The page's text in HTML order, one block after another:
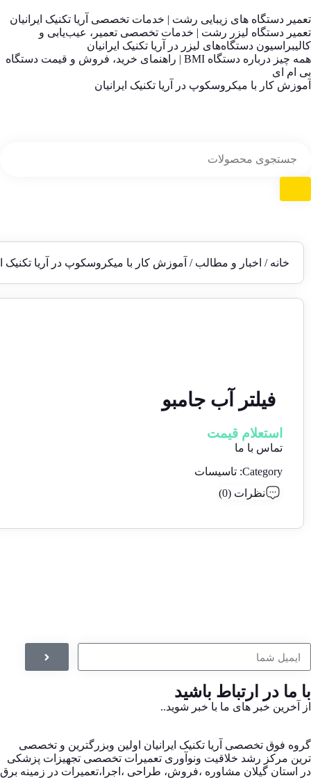
تعمیر دستگاه های زیبایی رشت | خدمات تخصصی آریا تکنیک ایرانیان
تعمیر دستگاه لیزر رشت | خدمات تخصصی تعمیر، عیب‌یابی و
کالیبراسیون دستگاه‌های لیزر در آریا تکنیک ایرانیان
همه چیز درباره دستگاه BMI | راهنمای خرید، فروش و قیمت دستگاه
بی ام ای
آموزش کار با میکروسکوپ در آریا تکنیک ایرانیان
خانه / اخبار و مطالب / آموزش کار با میکروسکوپ در آریا تکنیک
فیلتر آب جامبو
استعلام قیمت
تماس با ما
Category: تاسیسات
نظرات (0)
با ما در ارتباط باشید
از آخرین خبر های ما با خبر شوید..
گروه فوق تخصصی آریا تکنیک ایرانیان اولین وبزرگترین و تخصصی
ترین مرکز رشد خلاقیت ونوآوری تعمیرات تخصصی تجهیزات پزشکی
در استان گیلان مشاوره ،فروش، طراحی ،اجرا،تعمیرات در زمینه برق